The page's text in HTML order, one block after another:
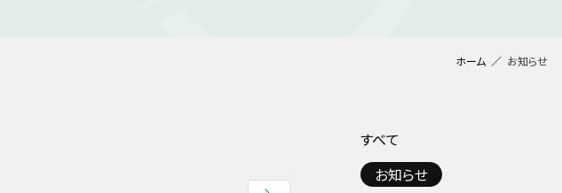
ホーム お知らせ
すべて
お知らせ